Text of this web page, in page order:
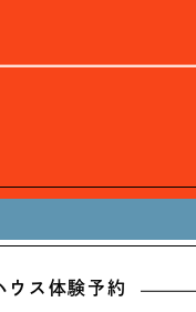
ウス体験予約